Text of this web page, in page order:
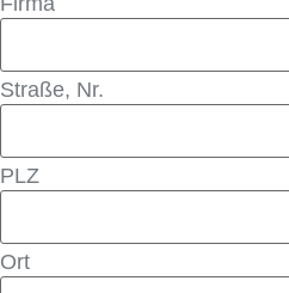
Straße, Nr.
PLZ
Ort